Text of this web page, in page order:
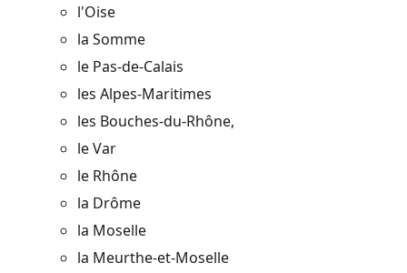
l'Oise
la Somme
le Pas-de-Calais
les Alpes-Maritimes
les Bouches-du-Rhône,
le Var
le Rhône
la Drôme
la Moselle
la Meurthe-et-Moselle